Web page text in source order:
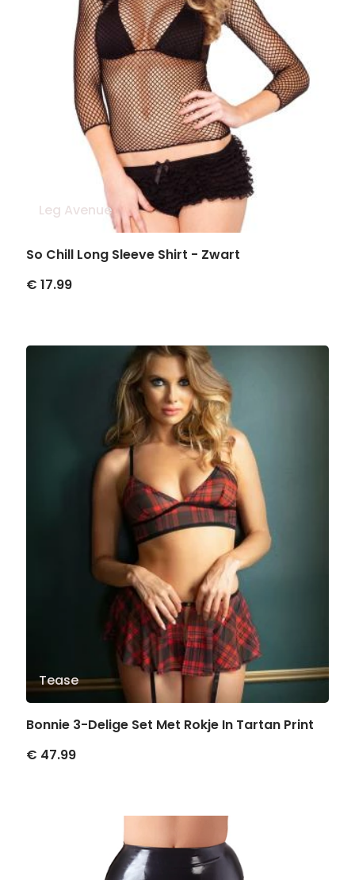
Leg Avenue
So Chill Long Sleeve Shirt - Zwart
€ 17.99
Tease
Bonnie 3-Delige Set Met Rokje In Tartan Print
€ 47.99